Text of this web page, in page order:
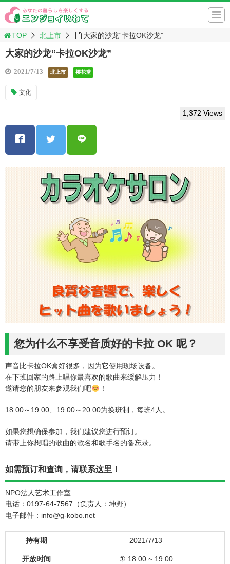
TOP 北上市 大家的沙龙“卡拉OK沙龙”
大家的沙龙“卡拉OK沙龙”
2021/7/13 北上市 樱花堂
文化
1,372 Views
您为什么不享受音质好的卡拉 OK 呢？
声音比卡拉OK盒好很多，因为它使用现场设备。
在下班回家的路上唱你最喜欢的歌曲来缓解压力！
邀请您的朋友来参观我们吧
！
18:00～19:00、19:00～20:00为换班制，每班4人。
如果您想确保参加，我们建议您进行预订。
请带上你想唱的歌曲的歌名和歌手名的备忘录。
如需预订和查询，请联系这里！
NPO法人艺术工作室
电话：0197-64-7567（负责人：坤野）
电子邮件：info@g-kobo.net
持有期 2021/7/13
开放时间 ① 18:00 ~ 19:00